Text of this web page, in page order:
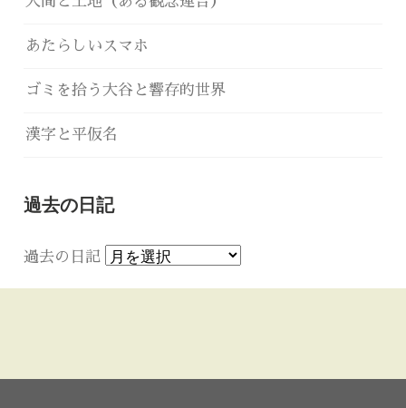
あたらしいスマホ
ゴミを拾う大谷と響存的世界
漢字と平仮名
過去の日記
過去の日記